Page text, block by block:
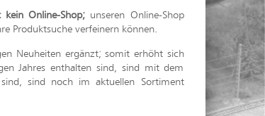
kein Online-Shop; unseren Online-Shop
Produktsuche verfeinern können.
Neuheiten ergänzt; somit erhöht sich
Jahres enthalten sind, sind mit dem
sind noch im aktuellen Sortiment